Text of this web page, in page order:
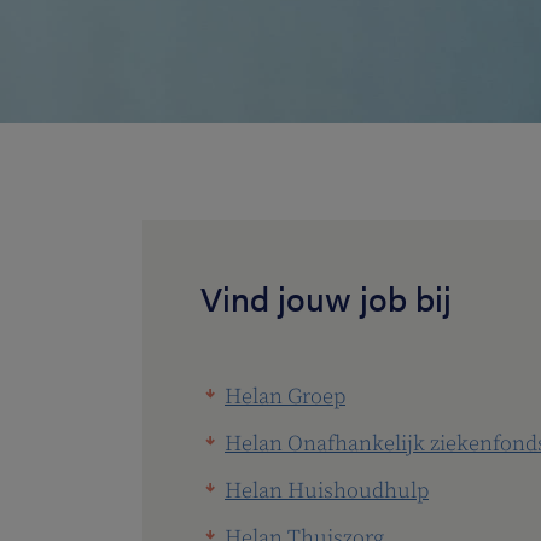
Vind jouw job bij
Helan Groep
Helan Onafhankelijk
Helan Huishoudhulp